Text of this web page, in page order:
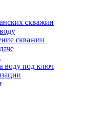
скважин
скважин
воду под ключ